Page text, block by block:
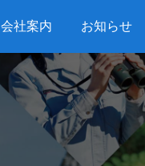
会社案内 お知らせ